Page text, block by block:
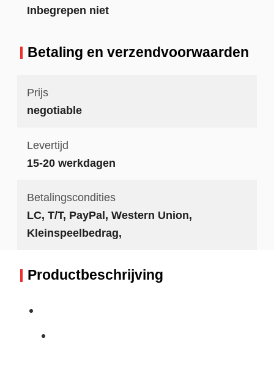
Inbegrepen niet
Betaling en verzendvoorwaarden
Prijs
negotiable
Levertijd
15-20 werkdagen
Betalingscondities
LC, T/T, PayPal, Western Union,
Kleinspeelbedrag,
Productbeschrijving